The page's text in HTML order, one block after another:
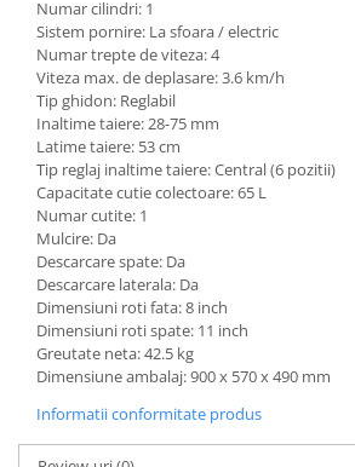
Masini de frezat
Masini de amestecat
Modelare si bricolaj
Pistoale de vopsit
Capsatoare electrice
Lanterne acumulator
Utilaje pentru constructii
Placi compactoare
Maiuri compactoare
Cilindri vibrocompactori
Finisoare beton
Vibratoare beton
Numar cilindri: 1
Sistem pornire: La sfoara / electric
Numar trepte de viteza: 4
Viteza max. de deplasare: 3.6 km/h
Tip ghidon: Reglabil
Inaltime taiere: 28-75 mm
Latime taiere: 53 cm
Tip reglaj inaltime taiere: Central (6 pozitii)
Capacitate cutie colectoare: 65 L
Numar cutite: 1
Mulcire: Da
Descarcare spate: Da
Descarcare laterala: Da
Dimensiuni roti fata: 8 inch
Dimensiuni roti spate: 11 inch
Greutate neta: 42.5 kg
Dimensiune ambalaj: 900 x 570 x 490 mm
Informatii conformitate produs